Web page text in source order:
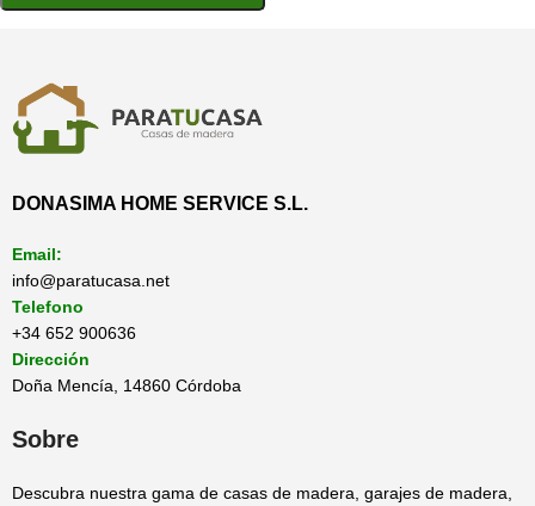
DONASIMA HOME SERVICE S.L.
Email:
info@paratucasa.net
Telefono
+34 652 900636
Dirección
Doña Mencía, 14860 Córdoba
Sobre
Descubra nuestra gama de casas de madera, garajes de madera,